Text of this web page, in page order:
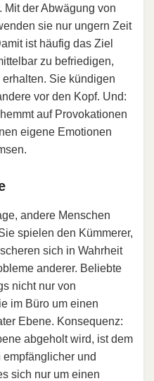
Mit der Abwägung von
sie nur ungern Zeit
ist häufig das Ziel
zu befriedigen,
Sie kündigen
vor den Kopf. Und:
auf Provokationen
eigene Emotionen
andere Menschen
spielen den Kümmerer,
sich in Wahrheit
anderer. Beliebte
nicht nur von
im Büro um einen
Ebene. Konsequenz:
abgeholt wird, ist dem
und
sich nur um einen